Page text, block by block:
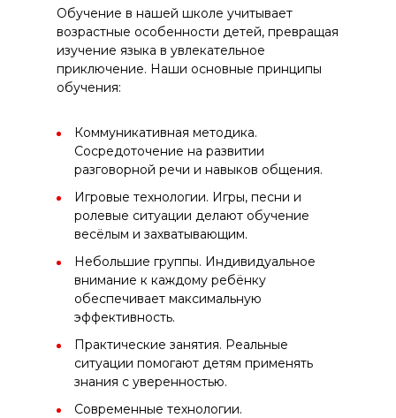
Обучение в нашей школе учитывает
возрастные особенности детей, превращая
изучение языка в увлекательное
приключение. Наши основные принципы
обучения:
Коммуникативная методика.
Сосредоточение на развитии
разговорной речи и навыков общения.
Игровые технологии. Игры, песни и
ролевые ситуации делают обучение
весёлым и захватывающим.
Небольшие группы. Индивидуальное
внимание к каждому ребёнку
обеспечивает максимальную
эффективность.
Практические занятия. Реальные
ситуации помогают детям применять
знания с уверенностью.
Современные технологии.